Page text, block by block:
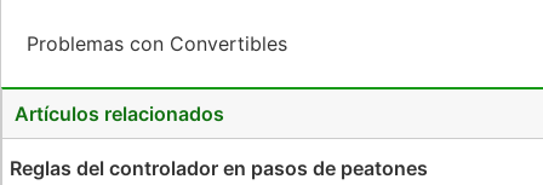
Problemas con Convertibles
Artículos relacionados
Reglas del controlador en pasos de peatones